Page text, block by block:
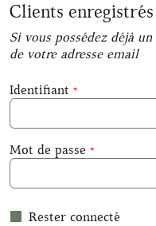
Clients enregistrés
Si vous possédez déjà
de votre adresse email
Identifiant
Mot de passe
Rester connecté